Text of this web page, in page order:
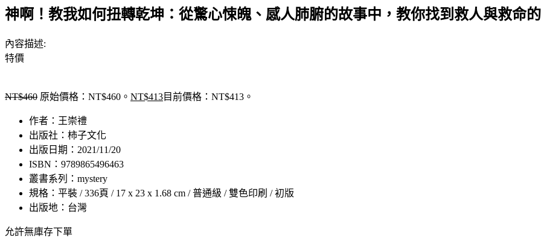
神啊！教我如何扭轉乾坤：從驚心悚魄、感人肺腑的故事中，教你找到救人與救命
內容描述:
特價
NT$460 原始價格：NT$460。 NT$413目前價格：NT$413。
作者：王崇禮
出版社：柿子文化
出版日期：2021/11/20
ISBN：9789865496463
叢書系列：mystery
規格：平裝 / 336頁 / 17 x 23 x 1.68 cm / 普通級 / 雙色印刷 / 初版
出版地：台灣
允許無庫存下單